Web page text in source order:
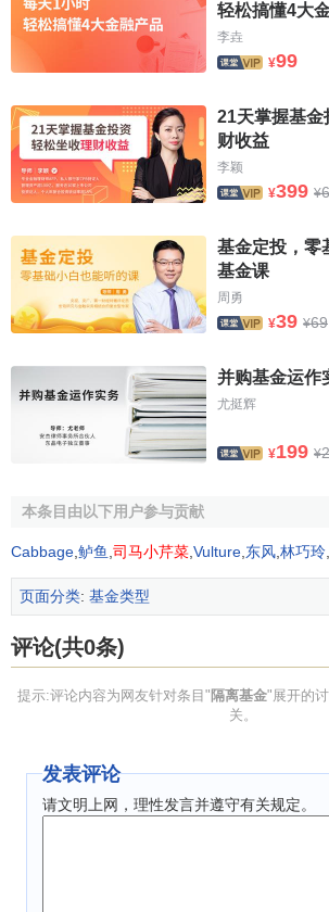
同时，保险公司赋予投资者权力，可
行自动设定保证的本金金额以锁定投资收
者在十年内持续在帐户内存入资金，从
起可以每年一次重新设定本金以保持利润
见，通过提供本金保证，保险公司承担了
这对于投资者管理风险来说具有极大的意
除了上述优点外，隔离基金还具有一
不能比拟的其他长处。
首先，隔离基金可以避免遗嘱检验，
时，基金账户的金额作为保险金直接支付
这笔保险金不是遗产，不需要遗嘱检验，
生的各项费用，也禁止了其他利益人对保
其次，隔离基金内的财产不受债权人
金支付给受益人，而所有债权人无权请求
债权人除外：加拿大税务部门和配偶)。
以一个简单的例子进行说明，甲购买
基金和共同基金，当甲死亡时，两者价
同基金以遗产的形式留给受益人，需要支
＝2250加元的遗嘱执行费，15万加元
嘱检验费，15万加元×1.5％＝2250加元
元×1％＝1500加元的会计师咨询费用，
节，因此节省了8250加元。
安排，或为养老准备资金
轻松搞懂4大
李垚
¥99
21天掌握基金
财收益
李颖
¥399 ¥
基金定投，零
基金课
周勇
¥39 ¥69
并购基金运作
尤挺辉
¥199 ¥
本条目由以下用户参与贡献
Cabbage 鲈鱼 司马小芹菜 Vulture 东风 林巧玲
页面分类: 基金类型
评论(共0条)
提示:评论内容为网友针对条目"隔离基金"展开的
关。
发表评论
请文明上网，理性发言并遵守有关规定。